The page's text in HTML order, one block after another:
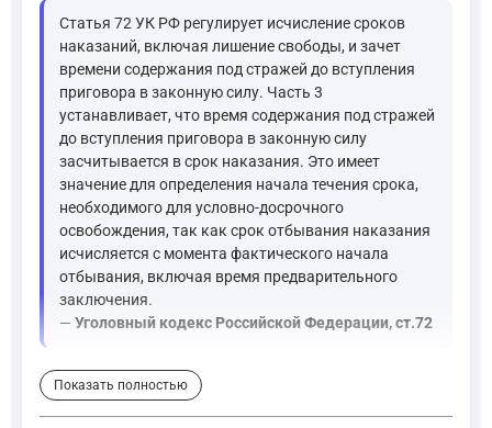
Статья 72 УК РФ регулирует исчисление сроков
наказаний, включая лишение свободы, и зачет
времени содержания под стражей до вступления
приговора в законную силу. Часть 3
устанавливает, что время содержания под стражей
до вступления приговора в законную силу
засчитывается в срок наказания. Это имеет
значение для определения начала течения срока,
необходимого для условно-досрочного
освобождения, так как срок отбывания наказания
исчисляется с момента фактического начала
отбывания, включая время предварительного
заключения.
— Уголовный кодекс Российской Федерации, ст.72
Статья 79 УК РФ устанавливает минимальные сроки
Показать полностью